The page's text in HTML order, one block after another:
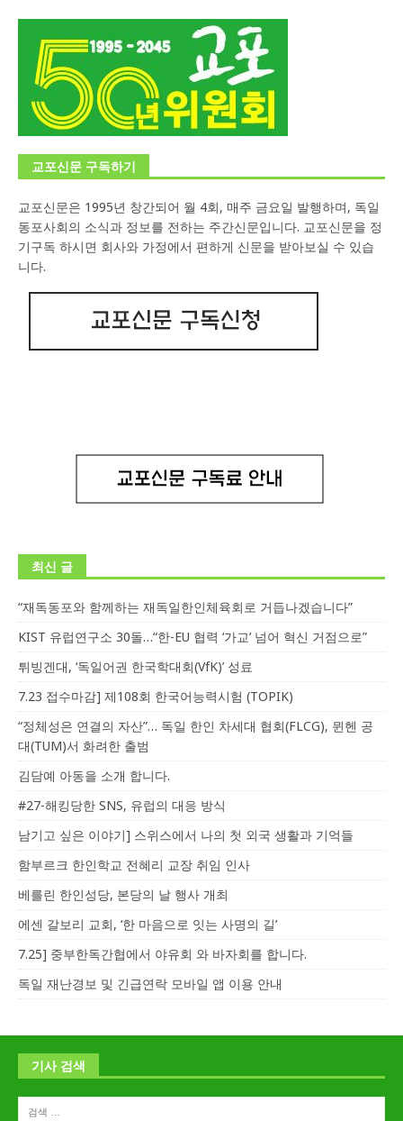
교포신문 구독하기
교포신문은 1995년 창간되어 월 4회, 매주 금요일 발행하며, 독일
동포사회의 소식과 정보를 전하는 주간신문입니다. 교포신문을 정
기구독 하시면 회사와 가정에서 편하게 신문을 받아보실 수 있습
니다.
최신 글
“재독동포와 함께하는 재독일한인체육회로 거듭나겠습니다”
KIST 유럽연구소 30돌…“한-EU 협력 ‘가교’ 넘어 혁신 거점으로”
튀빙겐대, ‘독일어권 한국학대회(VfK)’ 성료
7.23 접수마감] 제108회 한국어능력시험 (TOPIK)
“정체성은 연결의 자산”… 독일 한인 차세대 협회(FLCG), 뮌헨 공
대(TUM)서 화려한 출범
김담예 아동을 소개 합니다.
#27-해킹당한 SNS, 유럽의 대응 방식
남기고 싶은 이야기] 스위스에서 나의 첫 외국 생활과 기억들
함부르크 한인학교 전혜리 교장 취임 인사
베를린 한인성당, 본당의 날 행사 개최
에센 갈보리 교회, ‘한 마음으로 잇는 사명의 길’
7.25] 중부한독간협에서 야유회 와 바자회를 합니다.
독일 재난경보 및 긴급연락 모바일 앱 이용 안내
기사 검색